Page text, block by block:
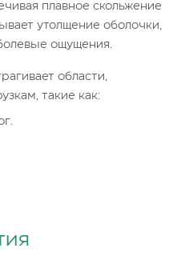
плавное скольжение
утолщение оболочки,
ощущения.
области,
такие как: